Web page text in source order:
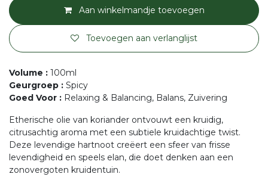
Aan winkelmandje toevoegen
Toevoegen aan verlanglijst
Volume : 100ml
Geurgroep : Spicy
Goed Voor : Relaxing & Balancing, Balans, Zuivering
Etherische olie van koriander ontvouwt een kruidig,
citrusachtig aroma met een subtiele kruidachtige twist.
Deze levendige hartnoot creëert een sfeer van frisse
levendigheid en speels elan, die doet denken aan een
zonovergoten kruidentuin.